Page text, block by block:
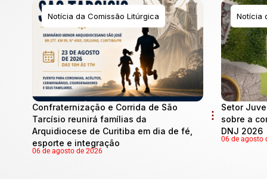
Notícia da Comissão Litúrgica
Confraternização e Corrida de São
Tarcísio reunirá famílias da
Arquidiocese de Curitiba em dia de fé,
esporte e integração
06 de agosto de 2026
Notícia
Setor
sobre a
DNJ 2026
06 de agosto